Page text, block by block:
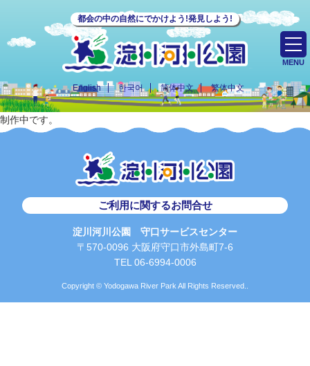
都会の中の自然にでかけよう!発見しよう!
English 한국어 简体中文 繁体中文
MENU
制作中です。
ご利用に関するお問合せ
淀川河川公園 守口サービスセンター
〒570-0096 大阪府守口市外島町7-6
TEL 06-6994-0006
Copyright © Yodogawa River Park All Rights Reserved..